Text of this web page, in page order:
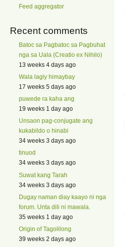
Feed aggregator
Recent comments
Batoc sa Pagbatoc sa Pagbuhat
nga sa Uala (Creatio ex Nihilo)
13 weeks 4 days ago
Wala lagiy himaybay
17 weeks 5 days ago
puwede ra kaha ang
19 weeks 1 day ago
Unsaon pag-conjugate ang
kukabildo o hinabi
34 weeks 3 days ago
tinuod
34 weeks 3 days ago
Suwat kang Tarah
34 weeks 3 days ago
Dugay naman diay kaayo ni nga
forum. Unta dili ni mawala.
35 weeks 1 day ago
Origin of Tagolilong
39 weeks 2 days ago